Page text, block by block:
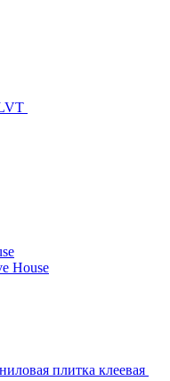
House
плитка клеевая